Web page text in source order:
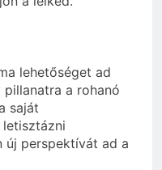
lehetőséget ad
a rohanó
saját
új perspektívát ad a